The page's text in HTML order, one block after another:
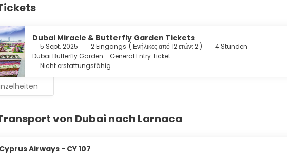
Dubai Miracle & Butterfly Garden Tickets
5 Sept. 2025 2 Eingangs ( Ενήλικες από 12 ετών: 2 )
4 Stunden
Dubai Butterfly Garden - General Entry Ticket
Nicht erstattungsfähig
von Dubai nach Larnaca
Cyprus Airways - CY 107